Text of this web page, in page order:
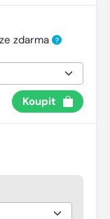
zdarma ?
Koupit